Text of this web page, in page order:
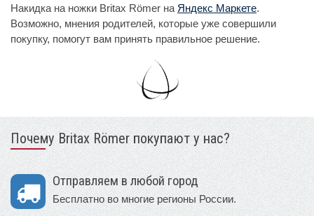
Накидка на ножки Britax Römer на Яндекс Маркете.
Возможно, мнения родителей, которые уже совершили
покупку, помогут вам принять правильное решение.
Почему Britax Römer покупают у нас?
Отправляем в любой город
Бесплатно во многие регионы России.